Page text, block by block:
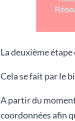
La deuxième
Cela se fait par le
A partir du
coordonnées afin